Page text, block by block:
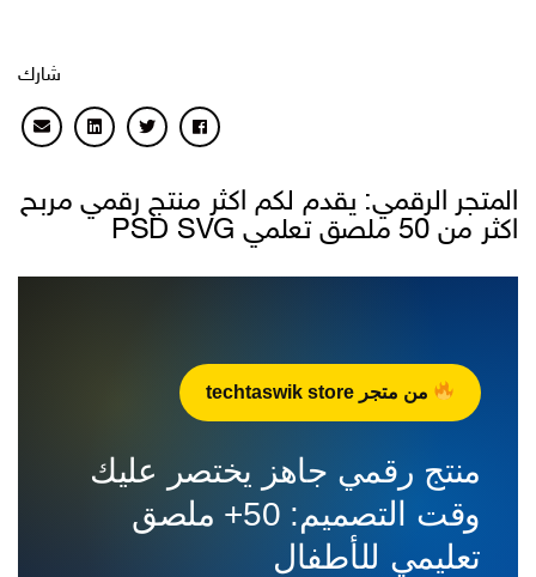
شارك
المتجر الرقمي: يقدم لكم اكثر منتج رقمي مربح
اكثر من 50 ملصق تعلمي PSD SVG
من متجر techtaswik store
منتج رقمي جاهز يختصر عليك
وقت التصميم: 50+ ملصق
تعليمي للأطفال